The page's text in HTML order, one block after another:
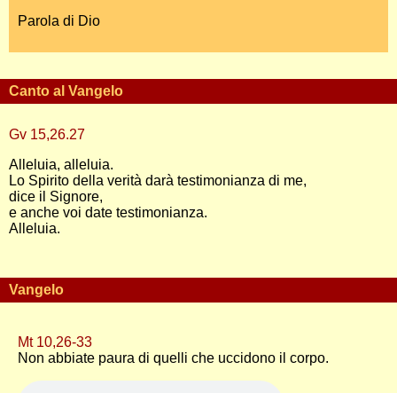
Parola di Dio
Canto al Vangelo
Gv 15,26.27
Alleluia, alleluia.
Lo Spirito della verità darà testimonianza di me,
dice il Signore,
e anche voi date testimonianza.
Alleluia.
Vangelo
Mt 10,26-33
Non abbiate paura di quelli che uccidono il corpo.